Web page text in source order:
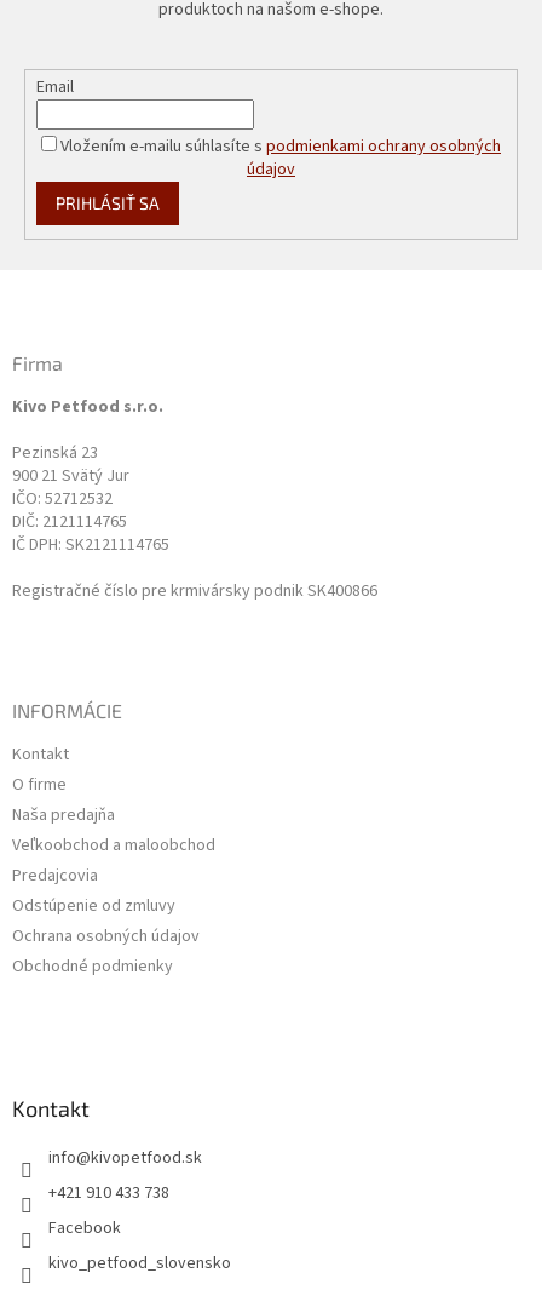
produktoch na našom e-shope.
Email
Vložením e-mailu súhlasíte s podmienkami ochrany osobných
údajov
PRIHLÁSIŤ SA
Firma
Kivo Petfood s.r.o.
Pezinská 23
900 21 Svätý Jur
IČO: 52712532
DIČ: 2121114765
IČ DPH: SK2121114765
Registračné číslo pre krmivársky podnik SK400866
INFORMÁCIE
Kontakt
O firme
Naša predajňa
Veľkoobchod a maloobchod
Predajcovia
Odstúpenie od zmluvy
Ochrana osobných údajov
Obchodné podmienky
Kontakt
info@kivopetfood.sk
+421 910 433 738
Facebook
kivo_petfood_slovensko